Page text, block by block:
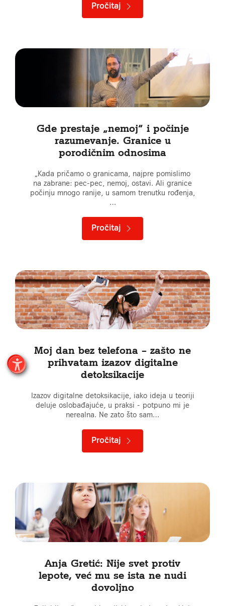
Pročitaj
Gde prestaje „nemoj“ i počinje
razumevanje. Granice u
porodičnim odnosima
„Kada pričamo o granicama, najpre pomislimo
na zabrane: pec-pec, nemoj, ostavi. Ali granice
počinju mnogo ranije, u samom trenutku rođenja,
…
Pročitaj
Moj dan bez telefona – zašto ne
prihvatam izazov digitalne
detoksikacije
Izazov digitalne detoksikacije, iako ideja u teoriji
deluje oslobađajuće, u praksi - potpuno mi je
nerealna. Ne zato što sam…
Pročitaj
Anja Gretić: Nije svet protiv
lepote, već mu se ista ne nudi
dovoljno